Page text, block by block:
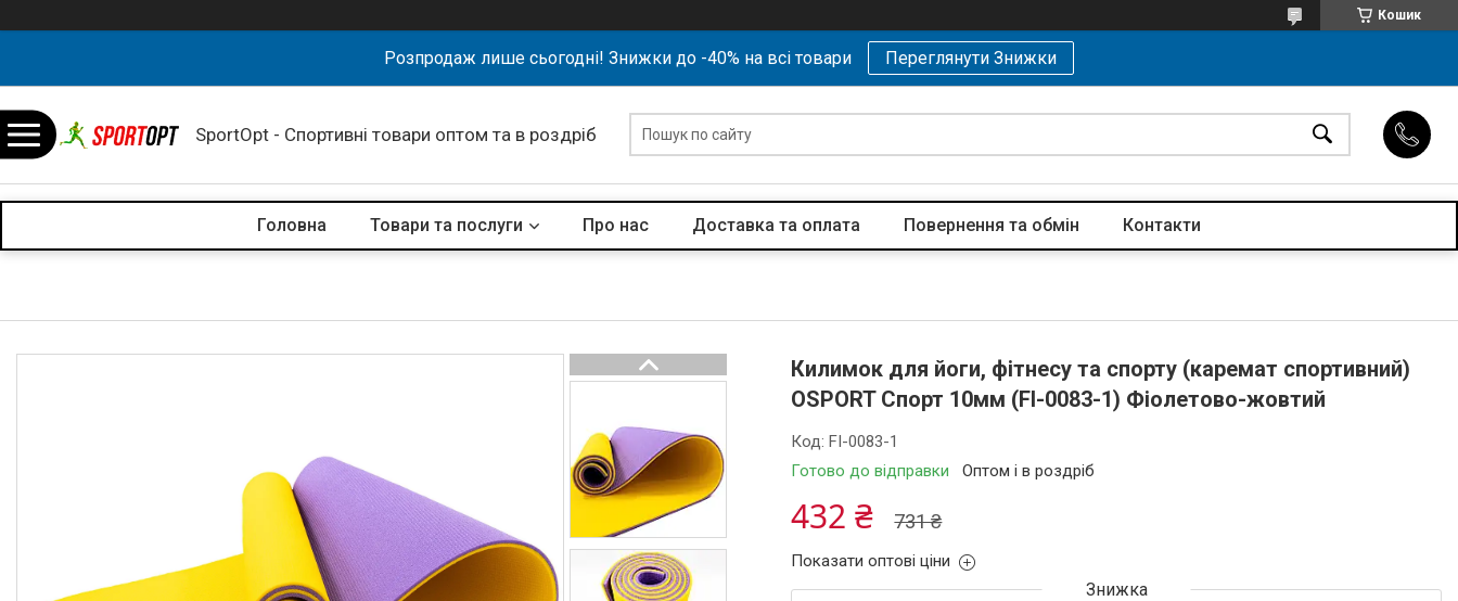
Кошик
Розпродаж лише сьогодні! Знижки до -40% на всі товари Переглянути Знижки
SportOpt - Спортивні товари оптом та в роздріб
Головна Товари та послуги Про нас Доставка та оплата Повернення та обмін Контакти
Килимок для йоги, фітнесу та спорту (каремат спортивний)
OSPORT Спорт 10мм (FI-0083-1) Фіолетово-жовтий
Готово до відправки Оптом і в роздріб
Код:FI-0083-1
731 ₴
432 ₴
Показати оптові ціни